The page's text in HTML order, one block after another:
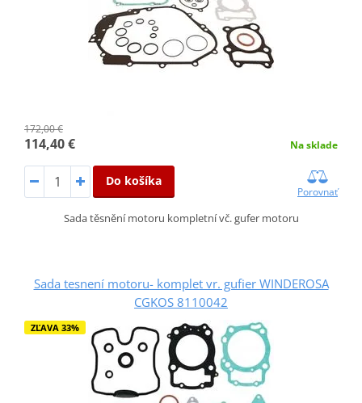
172,00 €
114,40 € Na sklade
Do košíka
Porovnať
Sada těsnění motoru kompletní vč. gufer motoru
Sada tesnení motoru- komplet vr. gufier WINDEROSA
CGKOS 8110042
ZĽAVA 33%